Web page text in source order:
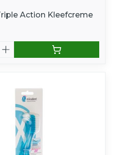
Action Kleefcreme